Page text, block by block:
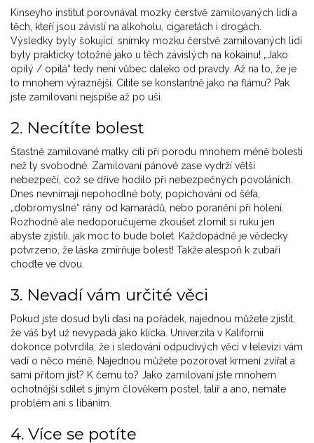
Kinseyho institut porovnával mozky čerstvě zamilovaných lidí a
těch, kteří jsou závislí na alkoholu, cigaretách i drogách.
Výsledky byly šokující: snímky mozku čerstvě zamilovaných lidí
byly prakticky totožné jako u těch závislých na kokainu! „Jako
opilý / opilá“ tedy není vůbec daleko od pravdy. Až na to, že je
to mnohem výraznější. Cítíte se konstantně jako na flámu? Pak
jste zamilovaní nejspíše až po uši.
2. Necítíte bolest
Šťastně zamilované matky cítí při porodu mnohem méně bolesti
než ty svobodné. Zamilovaní pánové zase vydrží větší
nebezpečí, což se dříve hodilo při nebezpečných povoláních.
Dnes nevnímají nepohodlné boty, popichování od šéfa,
„dobromyslné“ rány od kamarádů, nebo poranění při holení.
Rozhodně ale nedoporučujeme zkoušet zlomit si ruku jen
abyste zjistili, jak moc to bude bolet. Každopádně je vědecky
potvrzeno, že láska zmírňuje bolest! Takže alespoň k zubaři
choďte ve dvou.
3. Nevadí vám určité věci
Pokud jste dosud byli ďasi na pořádek, najednou můžete zjistit,
že váš byt už nevypadá jako klícka. Univerzita v Kalifornii
dokonce potvrdila, že i sledování odpudivých věcí v televizi vám
vadí o něco méně. Najednou můžete pozorovat krmení zvířat a
sami přitom jíst? K čemu to? Jako zamilovaní jste mnohem
ochotnější sdílet s jiným člověkem postel, talíř a ano, nemáte
problém ani s líbáním.
4. Více se potíte